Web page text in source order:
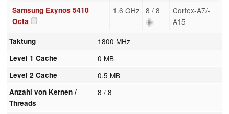
Samsung Exynos 5410
Octa
1.6 GHz 8 / 8
Cortex-A7/-
A15
Taktung 1800 MHz
Level 1 Cache 0 MB
Level 2 Cache 0.5 MB
Anzahl von Kernen /
Threads
8 / 8